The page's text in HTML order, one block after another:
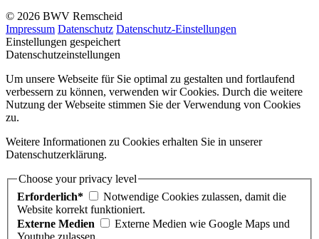
© 2026 BWV Remscheid
Impressum Datenschutz Datenschutz-Einstellungen
Einstellungen gespeichert
Datenschutzeinstellungen
Um unsere Webseite für Sie optimal zu gestalten und fortlaufend
verbessern zu können, verwenden wir Cookies. Durch die weitere
Nutzung der Webseite stimmen Sie der Verwendung von Cookies
zu.
Weitere Informationen zu Cookies erhalten Sie in unserer
Datenschutzerklärung.
Choose your privacy level
Erforderlich*
Notwendige Cookies zulassen, damit die
Website korrekt funktioniert.
Externe Medien
Externe Medien wie Google Maps und